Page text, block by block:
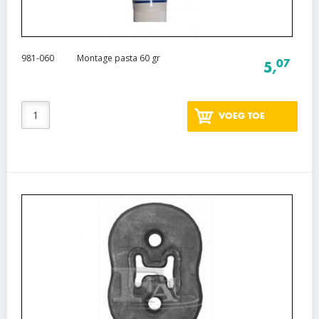
981-060 Montage pasta 60 gr
5,07
VOEG TOE